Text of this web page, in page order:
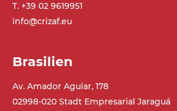
Antrieb
phasiger Asynchronmotor für
Mehrfachspannung 230/
T. +39 02 9619951
info@crizaf.eu
Brasilien
Av. Amador Aguiar, 178
02998-020 Stadt Empresarial Jaraguá